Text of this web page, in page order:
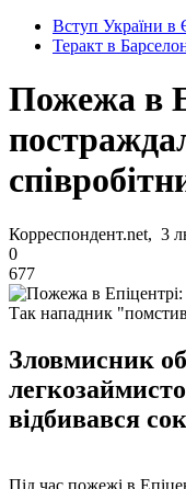
Вступ України в
Теракт в
Пожежа в
Корреспондент.net, 3
0
677
Так нападник
Зловмисник
відбивався
Під час пожежі в